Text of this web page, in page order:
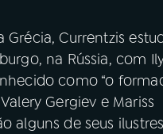
MEC
Grécia, Currentzis
na Rússia, com
como “o
Gergiev e Mariss
alguns de seus ilustres